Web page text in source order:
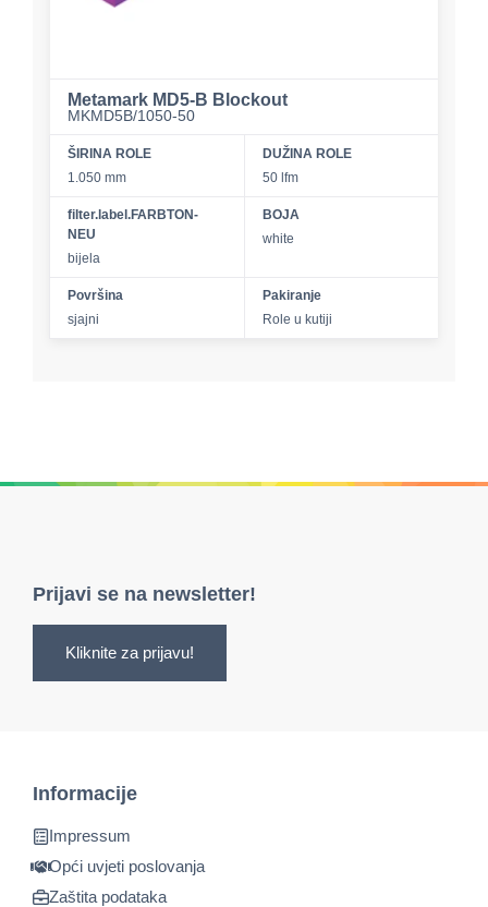
Metamark MD5-B Blockout
MKMD5B/1050-50
ŠIRINA ROLE
1.050 mm
DUŽINA ROLE
50 lfm
filter.label.FARBTON-
NEU
bijela
BOJA
white
Površina
sjajni
Pakiranje
Role u kutiji
Prijavi se na newsletter!
Kliknite za prijavu!
Informacije
Impressum
Opći uvjeti poslovanja
Zaštita podataka